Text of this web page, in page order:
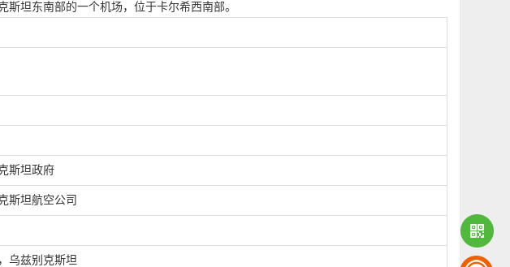
坦东南部的一个机场，位于卡尔希西南部。
斯坦政府
斯坦航空公司
乌兹别克斯坦